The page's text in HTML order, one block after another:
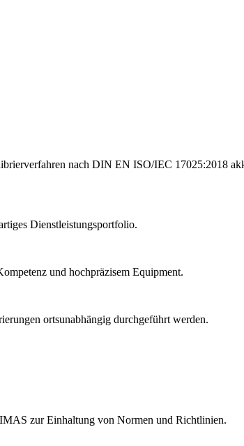
nach DIN EN ISO/IEC 17025:2018
Dienstleistungsportfolio.
und hochpräzisem Equipment.
ortsunabhängig durchgeführt werden.
zur Einhaltung von Normen und Richtlinien.